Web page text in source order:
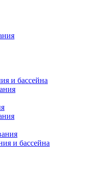
и бассейна
и бассейна